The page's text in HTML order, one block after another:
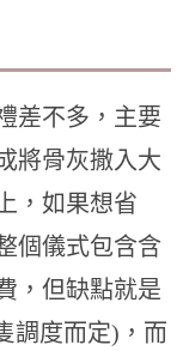
差不多，主要
將骨灰撒入大
，如果想省
個儀式包含含
，但缺點就是
調度而定)，而